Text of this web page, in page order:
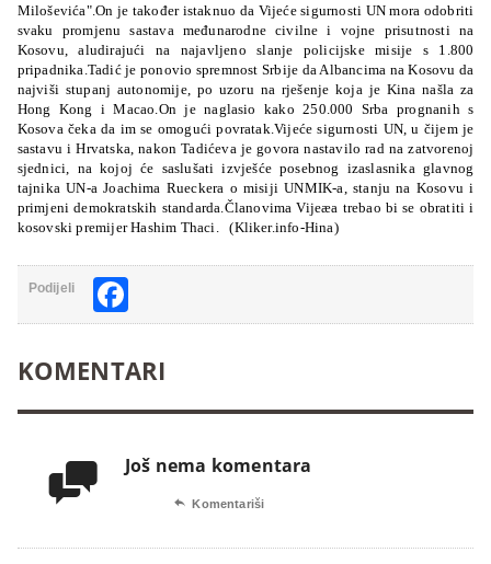
Miloševića".On je također istaknuo da Vijeće sigurnosti UN mora odobriti
svaku promjenu sastava međunarodne civilne i vojne prisutnosti na
Kosovu, aludirajući na najavljeno slanje policijske misije s 1.800
pripadnika. Tadić je ponovio spremnost Srbije da Albancima na Kosovu da
najviši stupanj autonomije, po uzoru na rješenje koja je Kina našla za
Hong Kong i Macao. On je naglasio kako 250.000 Srba prognanih s
Kosova čeka da im se omogući povratak.Vijeće sigurnosti UN, u čijem je
sastavu i Hrvatska, nakon Tadićeva je govora nastavilo rad na zatvorenoj
sjednici, na kojoj će saslušati izvješće posebnog izaslasnika glavnog
tajnika UN-a Joachima Rueckera o misiji UNMIK-a, stanju na Kosovu i
primjeni demokratskih standarda.Članovima Vijeæa trebao bi se obratiti i
kosovski premijer Hashim Thaci. (Kliker.info-Hina)
Podijeli
KOMENTARI
 Još nema komentara
 Komentariši